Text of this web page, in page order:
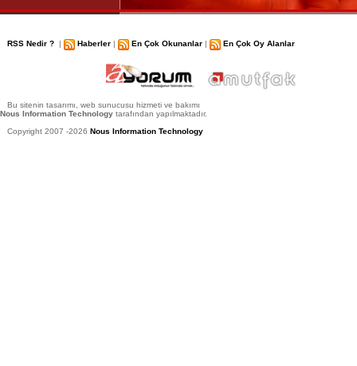
RSS Nedir ? | Haberler | En Çok Okunanlar | En Çok Oy Alanlar
Bu sitenin tasarımı, web sunucusu hizmeti ve bakımı
Nous Information Technology tarafından yapılmaktadır.
Copyright 2007 -2026 Nous Information Technology